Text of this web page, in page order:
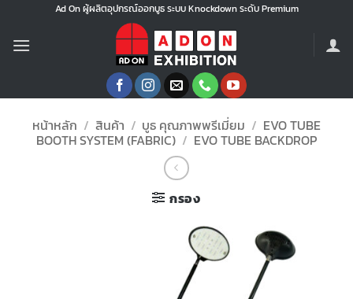
ยัง
Ad On ผู้ผลิตอุปกรณ์ออกบูธ ระบบ Knockdown ระดับ Premium
หน้าหลัก / สินค้า / บูธ คุณภาพพรีเมี่ยม / EVO TUBE
BOOTH SYSTEM (FABRIC) / EVO TUBE BACKDROP
กรอง